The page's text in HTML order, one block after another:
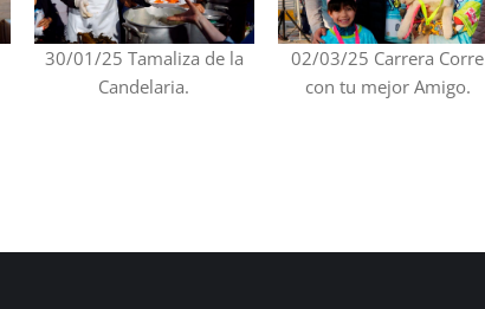
30/01/25 Tamaliza de la
Candelaria.
02/03/25 Carrera Corre
con tu mejor Amigo.